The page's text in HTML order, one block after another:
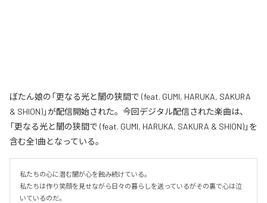
ぼたん娘の「更なる光と闇の狭間で (feat. GUMI, HARUKA, SAKURA
& SHION)」が配信開始された。今回デジタル配信された楽曲は、
「更なる光と闇の狭間で (feat. GUMI, HARUKA, SAKURA & SHION)」を
含む全1曲となっている。
私たちの心に潜む闇が心を蝕み続けている。
私たちは作り笑顔を見せながら日々の暮らしを送っているがその裏で心は泣
いているのだ。